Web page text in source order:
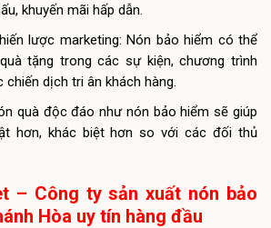
khuyến mãi hấp dẫn.
lược marketing: Nón bảo hiểm có thể
tặng trong các sự kiện, chương trình
chiến dịch tri ân khách hàng.
quà độc đáo như nón bảo hiểm sẽ giúp
hơn, khác biệt hơn so với các đối thủ
– Công ty sản xuất nón bảo
Hòa uy tín hàng đầu